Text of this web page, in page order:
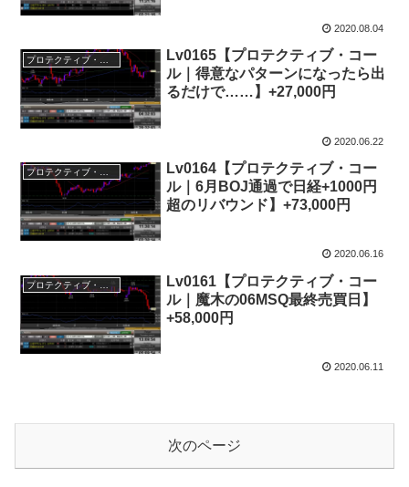
2020.08.04
Lv0165【プロテクティブ・コー
ル｜得意なパターンになったら出
るだけで……】+27,000円
2020.06.22
プロテクティブ・コール
Lv0164【プロテクティブ・コー
ル｜6月BOJ通過で日経+1000円
超のリバウンド】+73,000円
2020.06.16
Lv0161【プロテクティブ・コー
ル｜魔木の06MSQ最終売買日】
+58,000円
2020.06.11
次のページ